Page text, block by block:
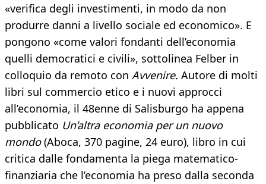
«verifica degli investimenti, in modo da non
produrre danni a livello sociale ed economico». E
pongono «come valori fondanti dell’economia
quelli democratici e civili», sottolinea Felber in
colloquio da remoto con Avvenire. Autore di molti
libri sul commercio etico e i nuovi approcci
all’economia, il 48enne di Salisburgo ha appena
pubblicato Un’altra economia per un nuovo
mondo(Aboca, 370 pagine, 24 euro), libro in cui
critica dalle fondamenta la piega matematico-
finanziaria che l’economia ha preso dalla seconda